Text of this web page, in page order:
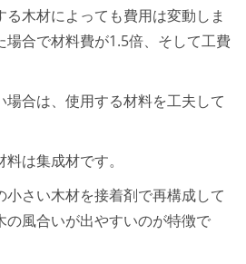
木材によっても費用は変動しま
場合で材料費が1.5倍、そして工費
合は、使用する材料を工夫して
は集成材です。
さい木材を接着剤で再構成して
の風合いが出やすいのが特徴で